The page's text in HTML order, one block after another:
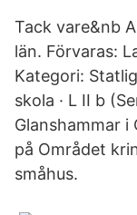
Tack vare&nb
län. Förvaras:
Kategori:
skola · L II b
Glanshammar i
på Området
småhus.